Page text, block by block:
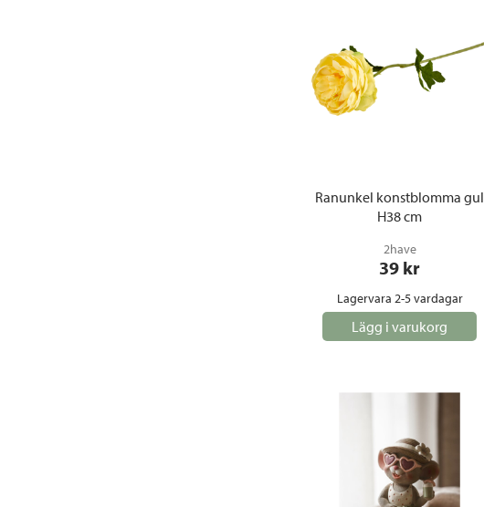
Ranunkel konstblomma gul
H38 cm
2have
39 kr
Lagervara 2-5 vardagar
Lägg i varukorg